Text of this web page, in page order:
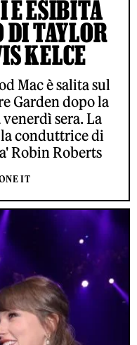
È ESIBITA
TAYLOR
KELCE
Mac è salita sul
Garden dopo la
sera. La
conduttrice di
Robin Roberts
IT